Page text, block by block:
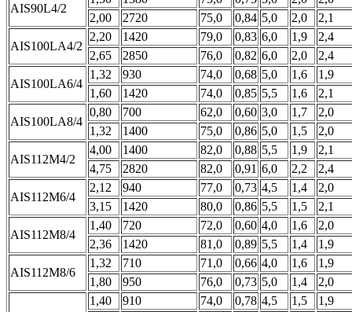
АIS90L4/2
2,00
2720 75,0 0,84 5,0 2,0 2,1
АIS100LА4/2
2,20 1420 79,0 0,83 6,0 1,9
2,4
2,65
2850 76,0 0,82 6,0 2,0 2,4
АIS100LА6/4
1,32 930 74,0 0,68 5,0 1,6
1,9
1,60
1420 74,0 0,85 5,5 1,6 2,1
АIS100LА8/4
0,80 700 62,0 0,60 3,0 1,7
2,0
1,32
1400 75,0 0,86 5,0 1,5 2,0
АIS112М4/2
4,00 1400 82,0 0,88 5,5 1,9
2,1
4,75
2820 82,0 0,91 6,0 2,2 2,4
АIS112М6/4
2,12 940 77,0 0,73 4,5 1,4
2,0
3,15
1420 80,0 0,86 5,5 1,5 2,1
АIS112М8/4
1,40 720 72,0 0,60 4,0 1,6
2,0
2,36
1420 81,0 0,89 5,5 1,4 1,9
АIS112М8/6
1,32 710 71,0 0,66 4,0 1,6
1,9
1,80
950 76,0 0,73 5,0 1,4 2,0
1,40 910 74,0 0,78 4,5 1,5
1,9